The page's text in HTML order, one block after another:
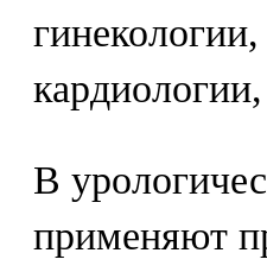
В
применяют